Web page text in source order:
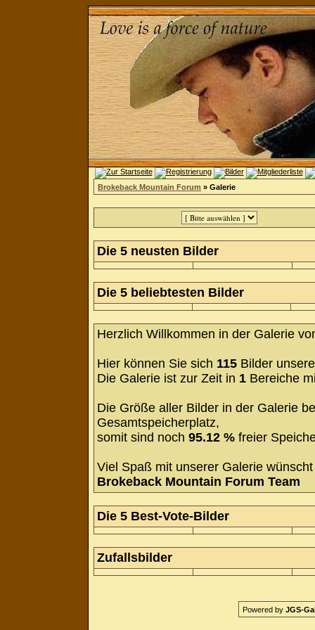
Brokeback Mountain Forum » Galerie
Die 5 neusten Bilder
Die 5 beliebtesten Bilder
Herzlich Willkommen in der Galerie
Hier können Sie sich 115 Bilder
Die Galerie ist zur Zeit in 1 Bereiche
Die Größe aller Bilder in der Galerie
Gesamtspeicherplatz,
somit sind noch 95.12 % freier
Viel Spaß mit unserer Galerie
Brokeback Mountain Forum Team
Die 5 Best-Vote-Bilder
Zufallsbilder
Powered by JGS-